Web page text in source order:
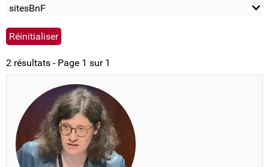
sitesBnF
2 résultats - Page 1 sur 1